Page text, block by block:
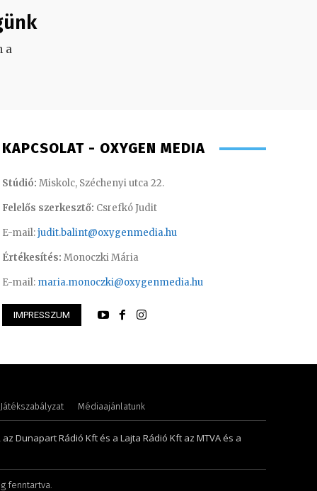
a
– online felelős szerkesztő
KAPCSOLAT - OXYGEN MEDIA
Stúdió: Miskolc, Széchenyi utca 22.
Felelős szerkesztő: Csrefkó Judit
E-mail:judit.balint@oxygenmedia.hu
Értékesítés: Monoczki Mária
E-mail: maria.monoczki@oxygenmedia.hu
IMPRESSZUM
Játékszabályzat Médiaajánlatunk
Dunapart Rádió Kft és a Lajta Rádió Kft az MTVA és a
fenntartva.